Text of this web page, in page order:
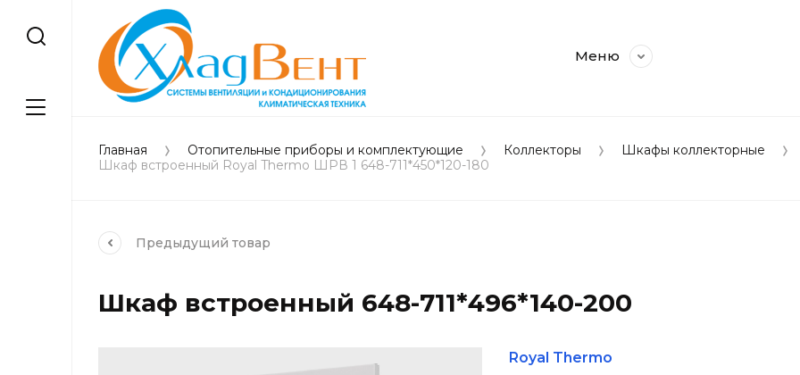
Меню
Главная Отопительные приборы и комплектующие Коллекторы
Шкафы коллекторные
Шкаф встроенный Royal Thermo ШРВ 1 648-711*450*120-180
Предыдущий товар
Шкаф встроенный 648-711*496*140-200
Royal Thermo